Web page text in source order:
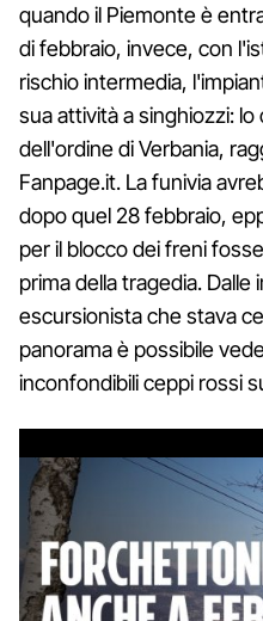
quando il Piemonte è
di febbraio, invece, con
rischio intermedia,
sua attività a singhiozzi:
dell'ordine di Verbania,
Fanpage.it. La funivia
dopo quel 28 febbraio,
per il blocco dei freni
prima della tragedia. Dalle
escursionista che stava
panorama è possibile
inconfondibili ceppi rossi